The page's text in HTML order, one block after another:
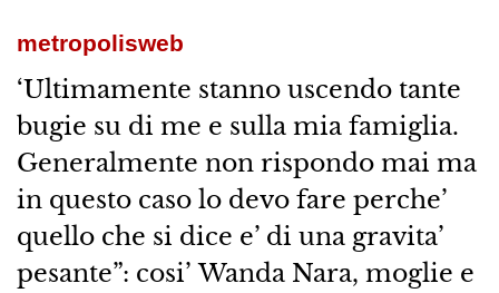
metropolisweb
‘Ultimamente stanno uscendo tante
bugie su di me e sulla mia famiglia.
Generalmente non rispondo mai ma
in questo caso lo devo fare perche’
quello che si dice e’ di una gravita’
pesante”: cosi’ Wanda Nara, moglie e